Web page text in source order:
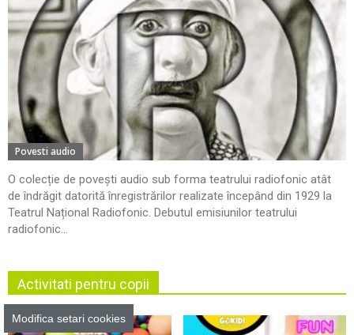
Povesti audio
O colecție de povești audio sub forma teatrului radiofonic atât
de îndrăgit datorită înregistrărilor realizate începând din 1929 la
Teatrul Național Radiofonic. Debutul emisiunilor teatrului
radiofonic...
Activitati pentru copii
Modifica setari cookies